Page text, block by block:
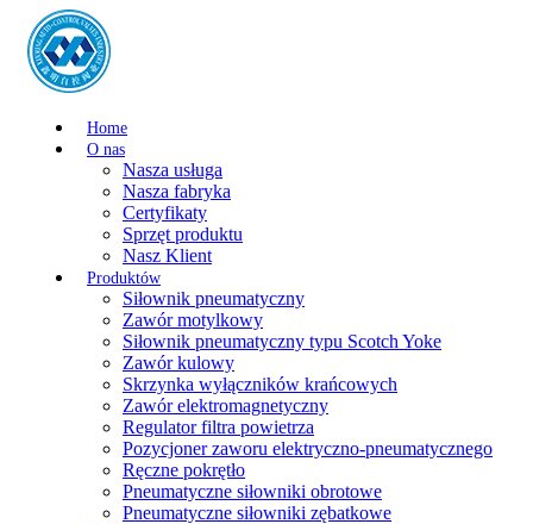
Home
O nas
Nasza usługa
Nasza fabryka
Certyfikaty
Sprzęt produktu
Nasz Klient
Produktów
Siłownik pneumatyczny
Zawór motylkowy
Siłownik pneumatyczny typu Scotch Yoke
Zawór kulowy
Skrzynka wyłączników krańcowych
Zawór elektromagnetyczny
Regulator filtra powietrza
Pozycjoner zaworu elektryczno-pneumatycznego
Ręczne pokrętło
Pneumatyczne siłowniki obrotowe
Pneumatyczne siłowniki zębatkowe